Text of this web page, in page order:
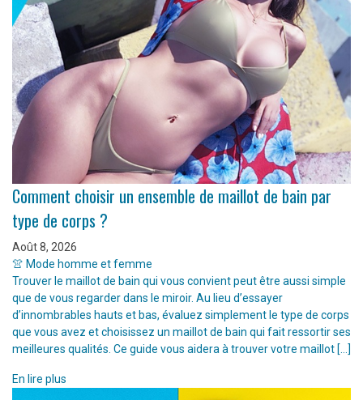
Comment choisir un ensemble de maillot de bain par
type de corps ?
Août 8, 2026
👚 Mode homme et femme
Trouver le maillot de bain qui vous convient peut être aussi simple
que de vous regarder dans le miroir. Au lieu d’essayer
d’innombrables hauts et bas, évaluez simplement le type de corps
que vous avez et choisissez un maillot de bain qui fait ressortir ses
meilleures qualités. Ce guide vous aidera à trouver votre maillot […]
En lire plus